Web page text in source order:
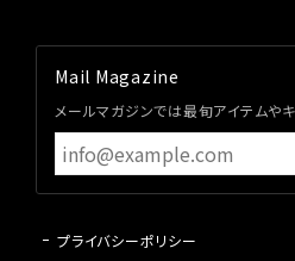
Mail Magazine
メールマガジンでは最旬アイテムや
プライバシーポリシー